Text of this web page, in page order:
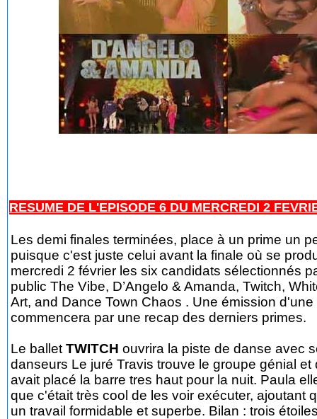
RESUME DE L'EPISODE 6 DU MERCREDI 2
Les demi finales terminées, place à un prime un
puisque c'est juste celui avant la finale où se
mercredi 2 février les six candidats sélectionnés
public The Vibe, D’Angelo & Amanda, Twitch,
Art, and Dance Town Chaos . Une émission
commencera par une recap des derniers primes.
Le balletTWITCHouvrira la piste de danse avec
danseurs Le juré Travis trouve le groupe génial et
avait placé la barre tres haut pour la nuit. Paula
que c'était très cool de les voir exécuter, ajoutant
un travail formidable et superbe. Bilan : trois